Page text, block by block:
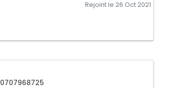
Rejoint le 26 Oct 2021
0707968725